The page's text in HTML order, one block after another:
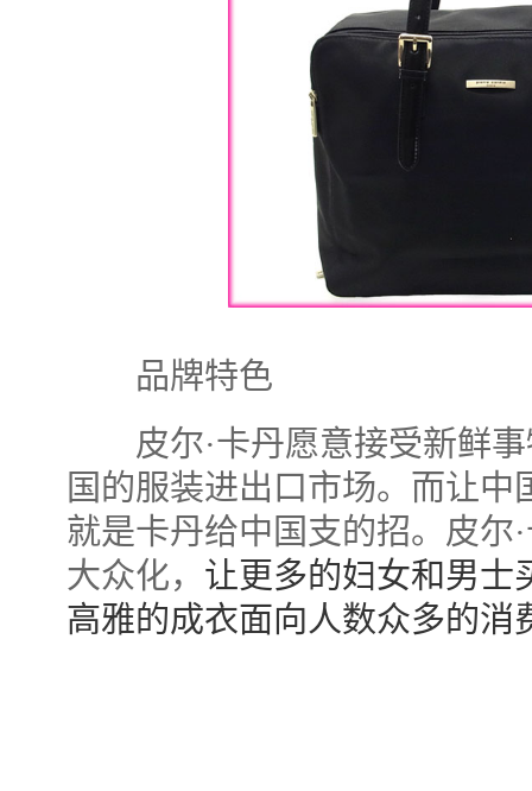
品牌特色
皮尔·卡丹愿意接受新鲜事
国的服装进出口市场。而让
就是卡丹给中国支的招。皮尔
大众化， 让更多的妇女和男士
高雅的成衣面向人数众多的消